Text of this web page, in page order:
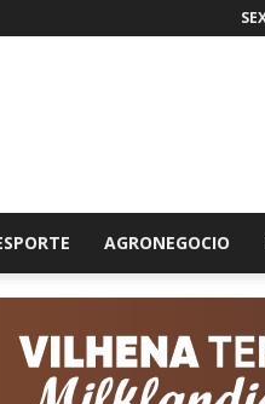
AGRONEGOCIO